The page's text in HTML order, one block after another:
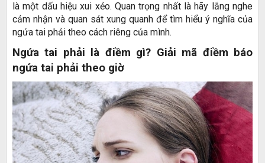
là một dấu hiệu xui xẻo. Quan trọng nhất là hãy lắng nghe
cảm nhận và quan sát xung quanh để tìm hiểu ý nghĩa của
ngứa tai phải theo cách riêng của mình.
Ngứa tai phải là điềm gì? Giải mã điềm báo
ngứa tai phải theo giờ